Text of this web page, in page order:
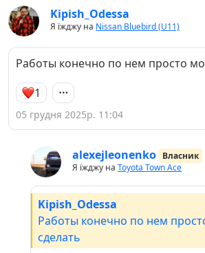
Kipish_Odessa
Я їжджу на Nissan Bluebird (U11)
Работы конечно по нем просто
1
05 грудня 2025р. 11:04
alexejleonenko Власник
Я їжджу на Toyota Town Ace
Kipish_Odessa
Работы конечно по нем
сделать